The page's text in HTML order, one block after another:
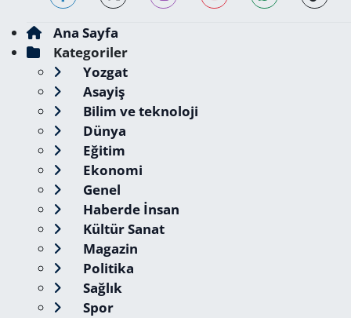
Ana Sayfa
Kategoriler
Yozgat
Asayiş
Bilim ve teknoloji
Dünya
Eğitim
Ekonomi
Genel
Haberde İnsan
Kültür Sanat
Magazin
Politika
Sağlık
Spor